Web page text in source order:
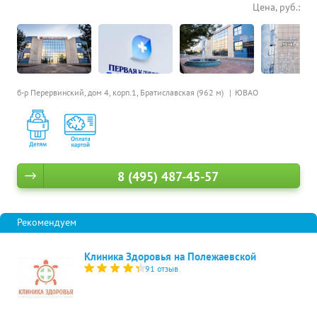
б-р Перервинский, дом 4, корп.1, Братиславская (962 м) ЮВАО
Цена, руб.:
8 (495) 487-45-57
Клиника Здоровья на Полежаевской
91 отзыв